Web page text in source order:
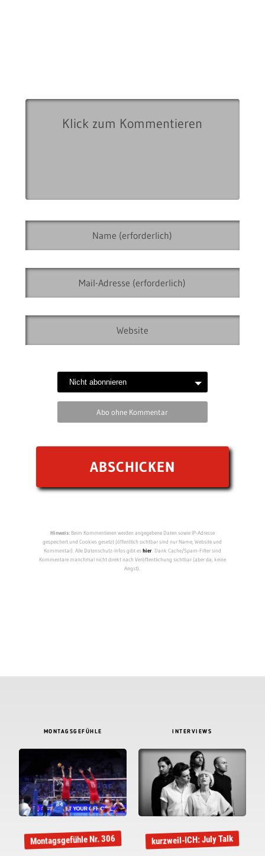
Abo ohne Kommentar
Hinweis:Beim Kommentieren werden angegebene Daten sowie IP-Adresse
gespeichert und Cookies gesetzt (öffentlich sichtbar sind nur Name, Website und
Kommentar). Alle Datenschutz-Infos gibt eshier. Dank Cache/Spam-Filter sind
Kommentare manchmal nicht direkt nach Veröffentlichung sichtbar (aber da, keine
Angst).
MONTAGSGEFÜHLE
Montagsgefühle Nr. 306
INTERVIEWS
kurzweil-ICH: July Talk